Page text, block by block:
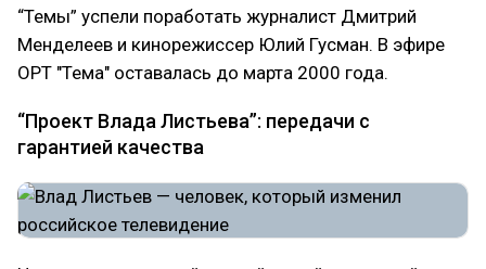
“Темы” успели поработать журналист Дмитрий
Менделеев и кинорежиссер Юлий Гусман. В эфире
ОРТ "Тема" оставалась до марта 2000 года.
“Проект Влада Листьева”: передачи с
гарантией качества